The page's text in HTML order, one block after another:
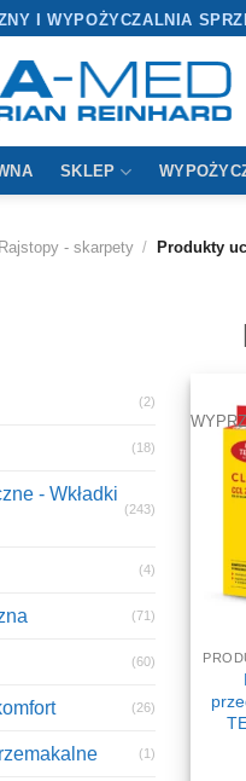
I WYPOŻYCZALNIA
SKLEP
Rajstopy - skarpety / Produkty
(2)
(18)
- Wkładki
(243)
(4)
(71)
(60)
(26)
(1)